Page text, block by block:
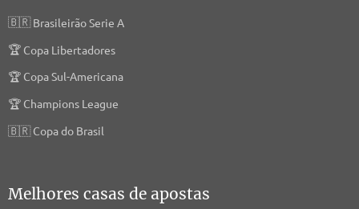
🇧🇷Brasileirão Serie A
🏆 Copa Libertadores
🏆 Copa Sul-Americana
🏆 Champions League
🇧🇷Copa do Brasil
Melhores casas de apostas